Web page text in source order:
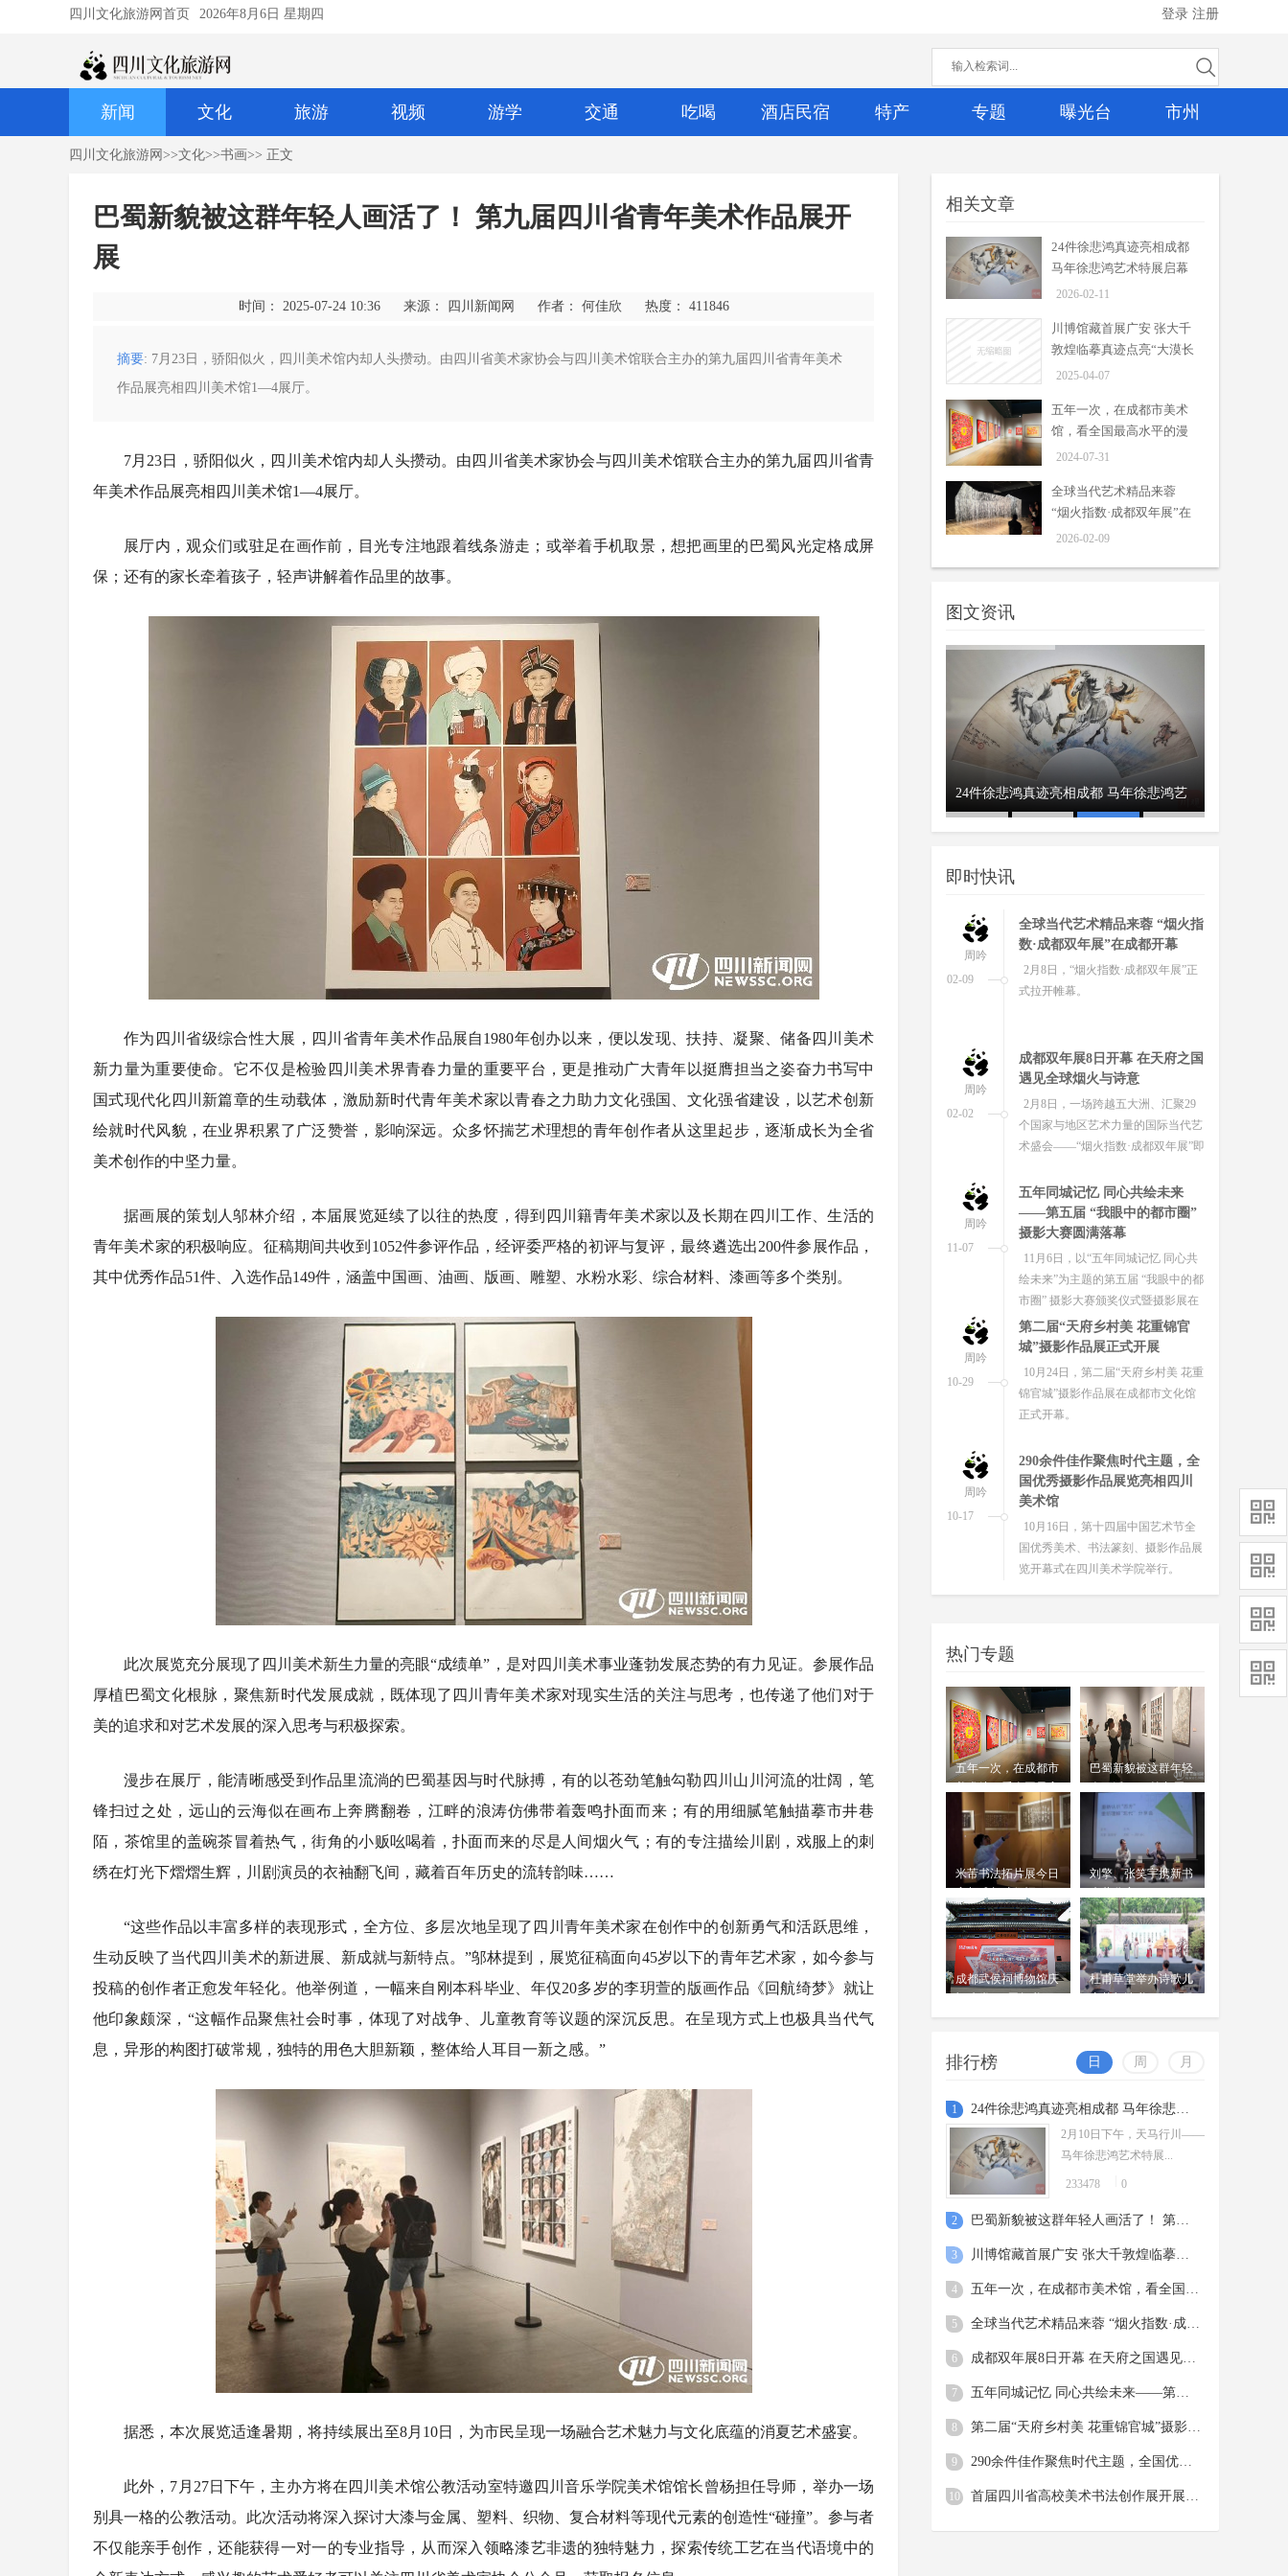
四川文化旅游网首页 2026年8月6日 星期四 登录 注册
新闻 文化 旅游 视频 游学 交通 吃喝 酒店民宿 特产 专题 曝光台 市州
四川文化旅游网 >>文化>>书画>> 正文
巴蜀新貌被这群年轻人画活了！ 第九届四川省青年美术作品展开
展
时间： 2025-07-24 10:36 来源： 四川新闻网 作者： 何佳欣 热度： 411846
摘要: 7月23日，骄阳似火，四川美术馆内却人头攒动。由四川省美术家协会与四川美术馆联合主办的第九届四川省青年美术
作品展亮相四川美术馆1—4展厅。
7月23日，骄阳似火，四川美术馆内却人头攒动。由四川省美术家协会与四川美术馆联合主办的第九届四川省青
年美术作品展亮相四川美术馆1—4展厅。
展厅内，观众们或驻足在画作前，目光专注地跟着线条游走；或举着手机取景，想把画里的巴蜀风光定格成屏
保；还有的家长牵着孩子，轻声讲解着作品里的故事。
作为四川省级综合性大展，四川省青年美术作品展自1980年创办以来，便以发现、扶持、凝聚、储备四川美术
新力量为重要使命。它不仅是检验四川美术界青春力量的重要平台，更是推动广大青年以挺膺担当之姿奋力书写中
国式现代化四川新篇章的生动载体，激励新时代青年美术家以青春之力助力文化强国、文化强省建设，以艺术创新
绘就时代风貌，在业界积累了广泛赞誉，影响深远。众多怀揣艺术理想的青年创作者从这里起步，逐渐成长为全省
美术创作的中坚力量。
据画展的策划人邬林介绍，本届展览延续了以往的热度，得到四川籍青年美术家以及长期在四川工作、生活的
青年美术家的积极响应。征稿期间共收到1052件参评作品，经评委严格的初评与复评，最终遴选出200件参展作品，
其中优秀作品51件、入选作品149件，涵盖中国画、油画、版画、雕塑、水粉水彩、综合材料、漆画等多个类别。
此次展览充分展现了四川美术新生力量的亮眼“成绩单”，是对四川美术事业蓬勃发展态势的有力见证。参展作品
厚植巴蜀文化根脉，聚焦新时代发展成就，既体现了四川青年美术家对现实生活的关注与思考，也传递了他们对于
美的追求和对艺术发展的深入思考与积极探索。
漫步在展厅，能清晰感受到作品里流淌的巴蜀基因与时代脉搏，有的以苍劲笔触勾勒四川山川河流的壮阔，笔
锋扫过之处，远山的云海似在画布上奔腾翻卷，江畔的浪涛仿佛带着轰鸣扑面而来；有的用细腻笔触描摹市井巷
陌，茶馆里的盖碗茶冒着热气，街角的小贩吆喝着，扑面而来的尽是人间烟火气；有的专注描绘川剧，戏服上的刺
绣在灯光下熠熠生辉，川剧演员的衣袖翻飞间，藏着百年历史的流转韵味……
“这些作品以丰富多样的表现形式，全方位、多层次地呈现了四川青年美术家在创作中的创新勇气和活跃思维，
生动反映了当代四川美术的新进展、新成就与新特点。”邬林提到，展览征稿面向45岁以下的青年艺术家，如今参与
投稿的创作者正愈发年轻化。他举例道，一幅来自刚本科毕业、年仅20多岁的李玥萱的版画作品《回航绮梦》就让
他印象颇深，“这幅作品聚焦社会时事，体现了对战争、儿童教育等议题的深沉反思。在呈现方式上也极具当代气
息，异形的构图打破常规，独特的用色大胆新颖，整体给人耳目一新之感。”
据悉，本次展览适逢暑期，将持续展出至8月10日，为市民呈现一场融合艺术魅力与文化底蕴的消夏艺术盛宴。
此外，7月27日下午，主办方将在四川美术馆公教活动室特邀四川音乐学院美术馆馆长曾杨担任导师，举办一场
别具一格的公教活动。此次活动将深入探讨大漆与金属、塑料、织物、复合材料等现代元素的创造性“碰撞”。参与者
不仅能亲手创作，还能获得一对一的专业指导，从而深入领略漆艺非遗的独特魅力，探索传统工艺在当代语境中的
相关文章
24件徐悲鸿真迹亮相成都
马年徐悲鸿艺术特展启幕
2026-02-11
川博馆藏首展广安 张大千
敦煌临摹真迹点亮“大漠长
歌”
2025-04-07
五年一次，在成都市美术
馆，看全国最高水平的漫
画
2024-07-31
全球当代艺术精品来蓉
“烟火指数·成都双年展”在
成都开幕
2026-02-09
图文资讯
24件徐悲鸿真迹亮相成都 马年徐悲鸿艺
即时快讯
周吟
24件徐悲鸿真迹亮相成都 马年
徐悲鸿艺术特展启幕
2月10日下午，天马行川——马年徐
悲鸿艺术特展暨徐悲鸿入川90年悲鸿
学派纪念大展在四川报业博物馆开
07-24
周吟
巴蜀新貌被这群年轻人画活
了！ 第九届四川省青年美术作
品展开展
7月23日，骄阳似火，四川美术馆内
四川美术馆联合主办的第九届四川省
青年美术作品展亮相四川美术馆...
川博馆藏首展广安 张大千敦煌
临摹真迹点亮“大漠长歌”
4月6日上午，广安市博物馆“大漠长
彩...
看全国最高水平的漫画
7月30日上午，由中华人民共和国文
化和旅游部、中国文学艺术界联合
会、中国美术家协会主办的“第十四
届全国美术作品展览连环画、年
画、...
周吟
全球当代艺术精品来蓉 “烟火指
数·成都双年展”在成都开幕
2月8日，“烟火指数·成都双年展”正
02-02
周吟
成都双年展8日开幕 在天府之国
遇见全球烟火与诗意
2月8日，一场跨越五大洲、汇聚29
个国家与地区艺术力量的国际当代艺
11-07
周吟
五年同城记忆 同心共绘未来
——第五届 “我眼中的都市圈”
摄影大赛圆满落幕
11月6日，以“五年同城记忆 同心共
绘未来”为主题的第五届 “我眼中的都
成都都江堰市举行。
10-29
周吟
第二届“天府乡村美 花重锦官
城”摄影作品展正式开展
10月24日，第二届“天府乡村美 花重
锦官城”摄影作品展在成都市文化馆
正式开幕。
10-17
周吟
290余件佳作聚焦时代主题，全
国优秀摄影作品展览亮相四川
美术馆
10月16日，第十四届中国艺术节全
国优秀美术、书法篆刻、摄影作品展
09-29
周吟
首届四川省高校美术书法创作
展开展 将从9月28日持续至10月
31日
9月27日，首届四川省高校美术书法
创作展在成都开幕。
热门专题
五年一次，在成都市
水平的漫画
巴蜀新貌被这群年轻
四川省青年美术作品
展开展
米芾书法拓片展今日
刘擎、张笑宇携新书
成都武侯祠博物馆庆
艺术作品展开幕
杜甫草堂举办诗歌儿
排行榜 日 周 月
1 24件徐悲鸿真迹亮相成都 马年徐悲鸿艺术特展启幕
2月10日下午，天马行川——
马年徐悲鸿艺术特展...
233478 0
2 巴蜀新貌被这群年轻人画活了！ 第九届四川省青年美术作品展开展
3 川博馆藏首展广安 张大千敦煌临摹真迹点亮“大漠长歌”
4 五年一次，在成都市美术馆，看全国最高水平的漫画
5 全球当代艺术精品来蓉 “烟火指数·成都双年展”在成都开幕
6 成都双年展8日开幕 在天府之国遇见全球烟火与诗意
7 五年同城记忆 同心共绘未来——第五届 “我眼中的都市圈” 摄影大赛圆满落幕
8 第二届“天府乡村美 花重锦官城”摄影作品展正式开展
9 290余件佳作聚焦时代主题，全国优秀摄影作品展览亮相四川美术馆
10 首届四川省高校美术书法创作展开展 将从9月28日持续至10月31日